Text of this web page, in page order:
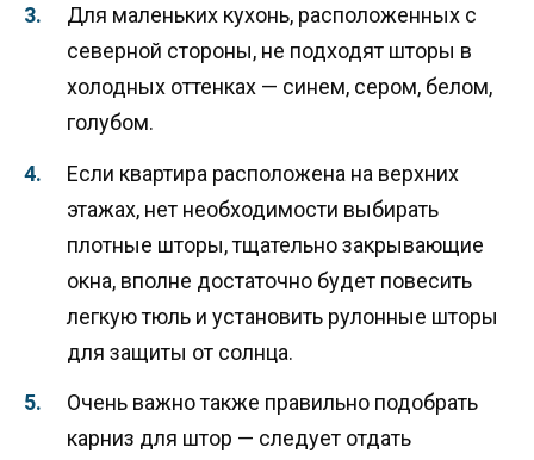
Для маленьких кухонь, расположенных с
северной стороны, не подходят шторы в
холодных оттенках — синем, сером, белом,
голубом.
Если квартира расположена на верхних
этажах, нет необходимости выбирать
плотные шторы, тщательно закрывающие
окна, вполне достаточно будет повесить
легкую тюль и установить рулонные шторы
для защиты от солнца.
Очень важно также правильно подобрать
карниз для штор — следует отдать